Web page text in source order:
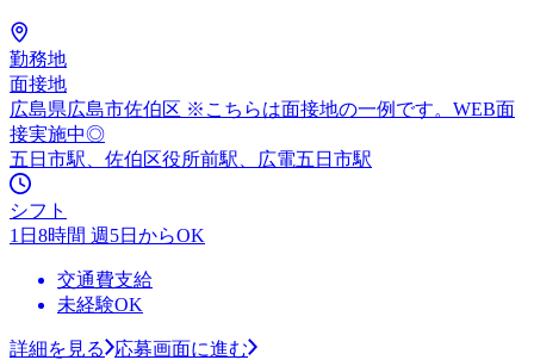
勤務地
面接地
広島県広島市佐伯区 ※こちらは面接地の一例です。WEB面
接実施中◎
五日市駅、佐伯区役所前駅、広電五日市駅
シフト
1日8時間 週5日からOK
交通費支給
未経験OK
詳細を見る 応募画面に進む